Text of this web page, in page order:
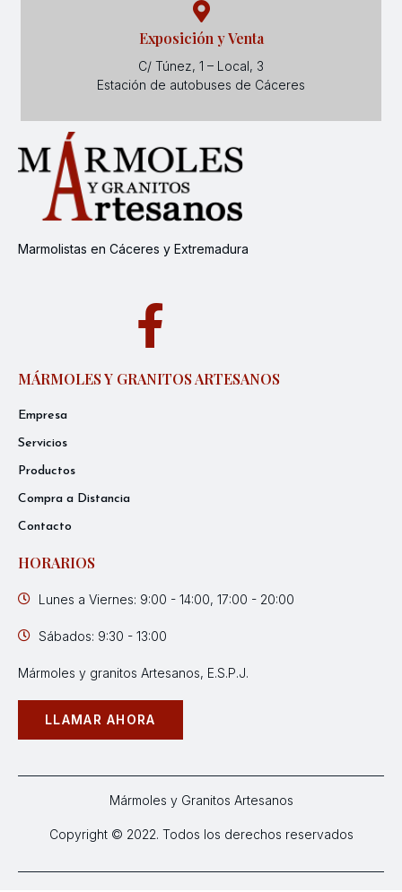
Exposición y Venta
C/ Túnez, 1 – Local, 3
Estación de autobuses de Cáceres
Marmolistas en Cáceres y Extremadura
MÁRMOLES Y GRANITOS ARTESANOS
Empresa
Servicios
Productos
Compra a Distancia
Contacto
HORARIOS
Lunes a Viernes: 9:00 - 14:00, 17:00 - 20:00
Sábados: 9:30 - 13:00
Mármoles y granitos Artesanos, E.S.P.J.
LLAMAR AHORA
Mármoles y Granitos Artesanos
Copyright © 2022. Todos los derechos reservados